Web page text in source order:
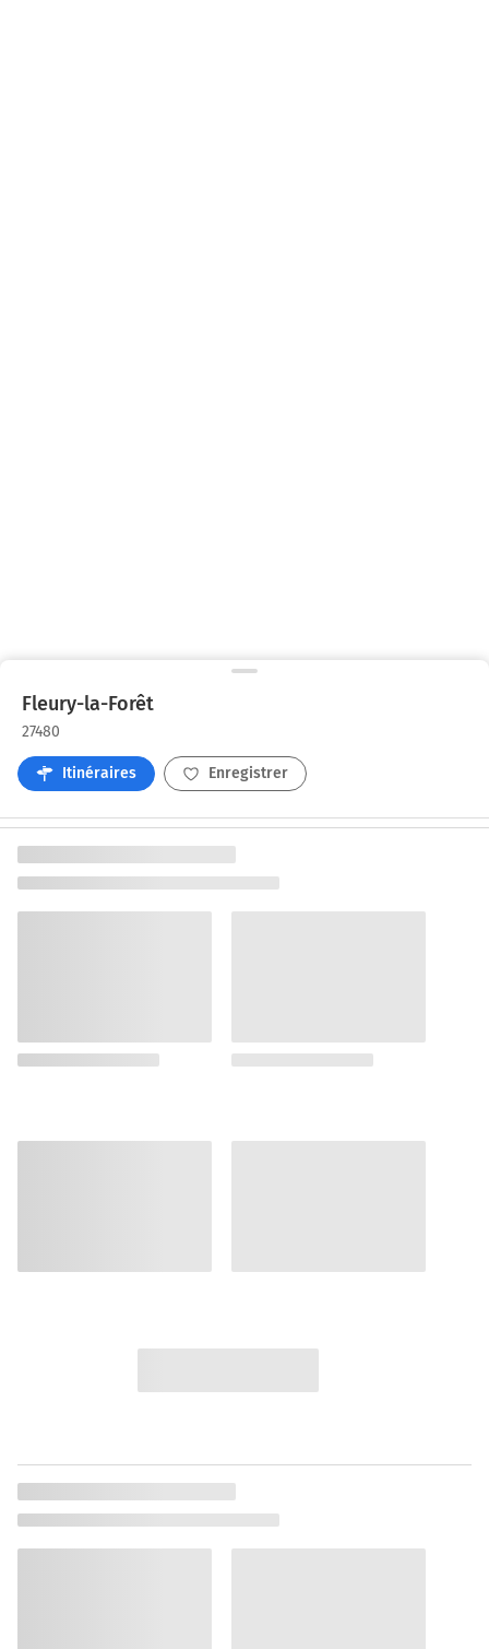
Fleury-la-Forêt
27480
Itinéraires Enregistrer